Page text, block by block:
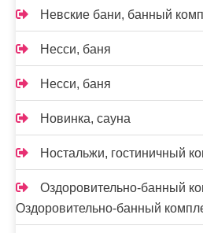
Невские бани, банный
Несси, баня
Несси, баня
Новинка, сауна
Ностальжи, гостиничный
Оздоровительно-банный
Оздоровительно-банный